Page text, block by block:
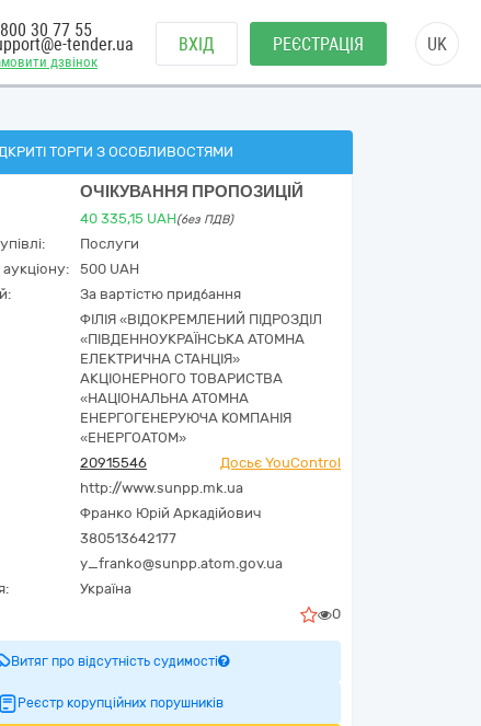
дзвінок
30 77 55
tender.ua ВХІД РЕЄСТРАЦІЯ UK
ТОРГИ З ОСОБЛИВОСТЯМИ
ОЧІКУВАННЯ ПРОПОЗИЦІЙ
40 335,15 UAH(без ПДВ)
Послуги
500 UAH
За вартістю придбання
ФІЛІЯ «ВІДОКРЕМЛЕНИЙ ПІДРОЗДІЛ
«ПІВДЕННОУКРАЇНСЬКА АТОМНА
ЕЛЕКТРИЧНА СТАНЦІЯ»
АКЦІОНЕРНОГО ТОВАРИСТВА
«НАЦІОНАЛЬНА АТОМНА
ЕНЕРГОГЕНЕРУЮЧА КОМПАНІЯ
«ЕНЕРГОАТОМ»
20915546
Досьє YouControl
http://www.sunpp.mk.ua
Франко Юрій Аркадійович
380513642177
y_franko@sunpp.atom.gov.ua
Україна
0
Витяг про відсутність судимості
Реєстр корупційних порушників